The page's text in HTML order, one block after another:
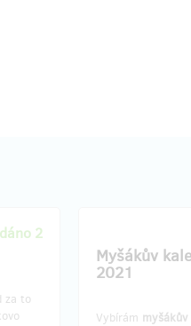
2
za to
Myšákův
2021
Vybírám